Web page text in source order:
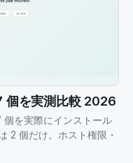
個を実測比較 2026
を実際にインストール
2 個だけ。ホスト権限・